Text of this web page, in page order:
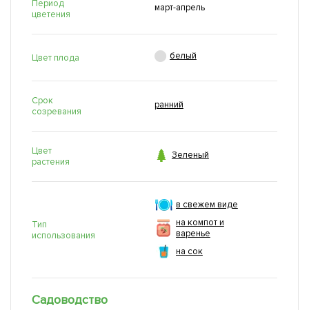
Период
цветения
март-апрель
Цвет плода  белый
Срок
созревания
ранний
Цвет
растения
 Зеленый
Тип
использования
в свежем виде
на компот и
варенье
на сок
Садоводство